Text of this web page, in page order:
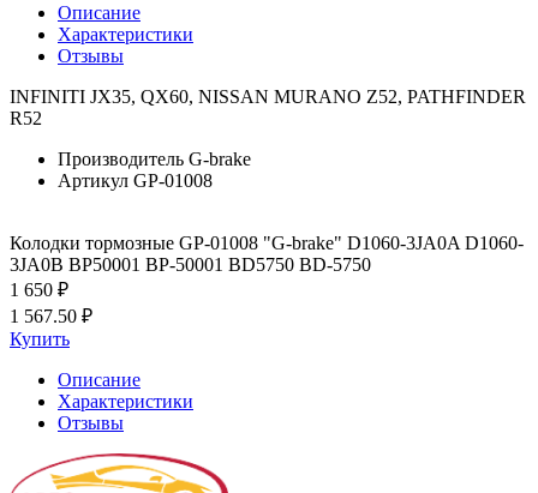
Описание
Характеристики
Отзывы
INFINITI JX35, QX60, NISSAN MURANO Z52, PATHFINDER
R52
Производитель G-brake
Артикул GP-01008
Колодки тормозные GP-01008 "G-brake" D1060-3JA0A D1060-
3JA0B BP50001 BP-50001 BD5750 BD-5750
1 650 ₽
1 567.50 ₽
Купить
Описание
Характеристики
Отзывы